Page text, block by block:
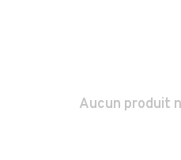
Aucun produit